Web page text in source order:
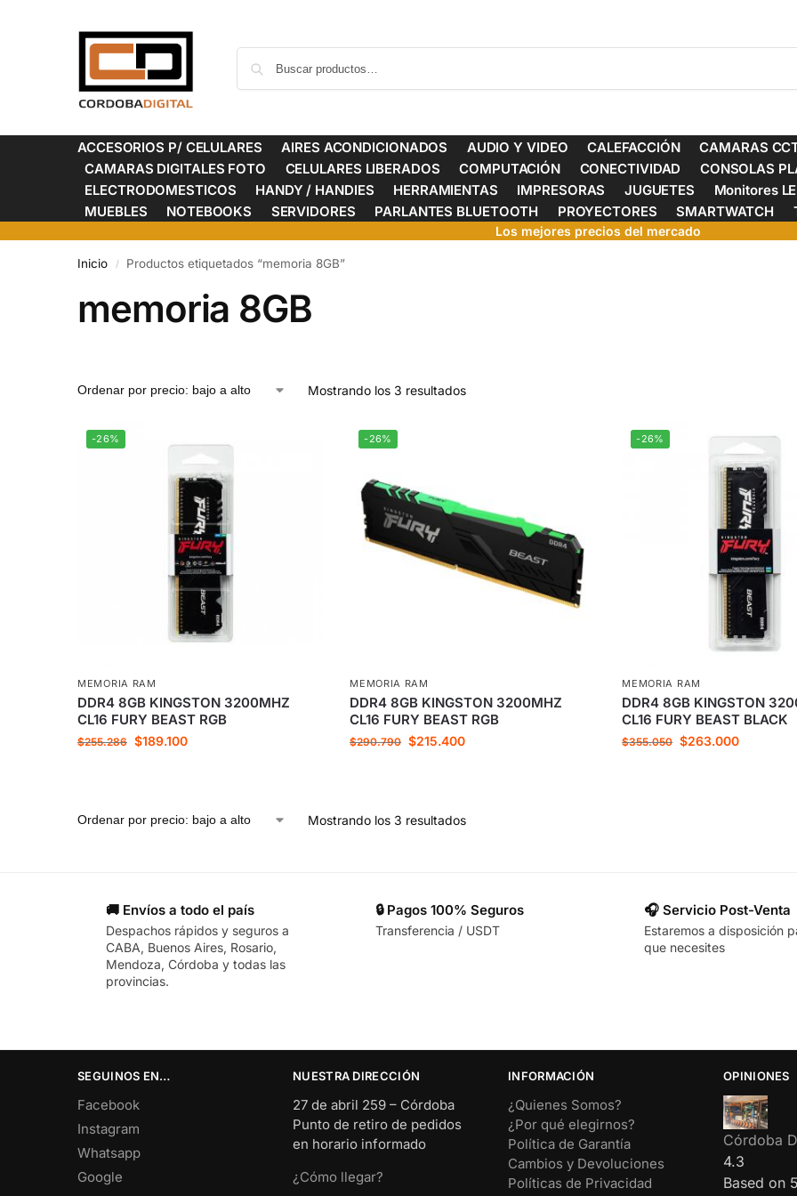
ACCESORIOS P/ CELULARES AIRES ACONDICIONADOS AUDIO Y VIDEO CALEFACCIÓN
CAMARAS
CAMARAS DIGITALES FOTO
CELULARES LIBERADOS COMPUTACIÓN CONECTIVIDAD CONSOLAS
ELECTRODOMESTICOS
HANDY / HANDIES HERRAMIENTAS IMPRESORAS JUGUETES Monitores
MUEBLES
NOTEBOOKS SERVIDORES PARLANTES BLUETOOTH PROYECTORES SMARTWATCH
Los mejores precios del mercado
Inicio / Productos etiquetados “memoria 8GB”
memoria 8GB
Mostrando los 3 resultados
-26%
MEMORIA RAM
DDR4 8GB KINGSTON 3200MHZ
CL16 FURY BEAST RGB
$255.286 $189.100
-26%
MEMORIA RAM
DDR4 8GB KINGSTON 3200MHZ
CL16 FURY BEAST RGB
$290.790 $215.400
-26%
MEMORIA RAM
DDR4 8GB KINGSTON
CL16 FURY BEAST BLACK
$355.050 $263.000
Mostrando los 3 resultados
🚚 Envíos a todo el país
Despachos rápidos y seguros a
CABA, Buenos Aires, Rosario,
Mendoza, Córdoba y todas las
provincias.
🔒 Pagos 100% Seguros
Transferencia / USDT
🎧 Servicio Post-Venta
Estaremos a disposición
que necesites
SEGUINOS EN…
Facebook
Instagram
Whatsapp
Google
NUESTRA DIRECCIÓN
27 de abril 259 – Córdoba
Punto de retiro de pedidos
en horario informado
¿Cómo llegar?
INFORMACIÓN
¿Quienes Somos?
¿Por qué elegirnos?
Política de Garantía
Cambios y Devoluciones
Políticas de Privacidad
OPINIONES
Córdoba
4.3
Based on